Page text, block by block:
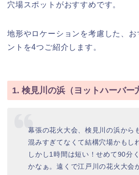
穴場スポットがおすすめです。
地形やロケーションを考慮した、お
ントを4つご紹介します。
1. 検見川の浜（ヨットハーバー
幕張の花火大会、検見川の浜から
混みすぎてなくて結構穴場かもし
しかし1時間は短い！せめて90分
かなぁ。遠くで江戸川の花火大会